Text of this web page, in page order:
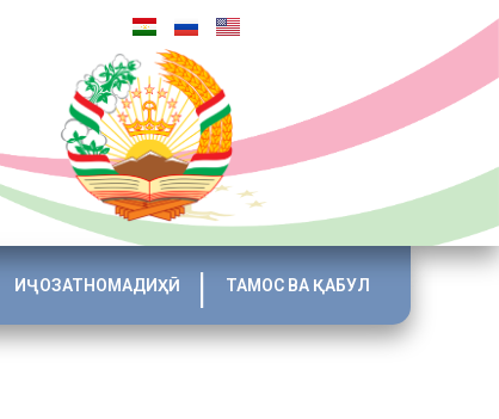
ИҶОЗАТНОМАДИҲӢ ТАМОС ВА ҚАБУЛ